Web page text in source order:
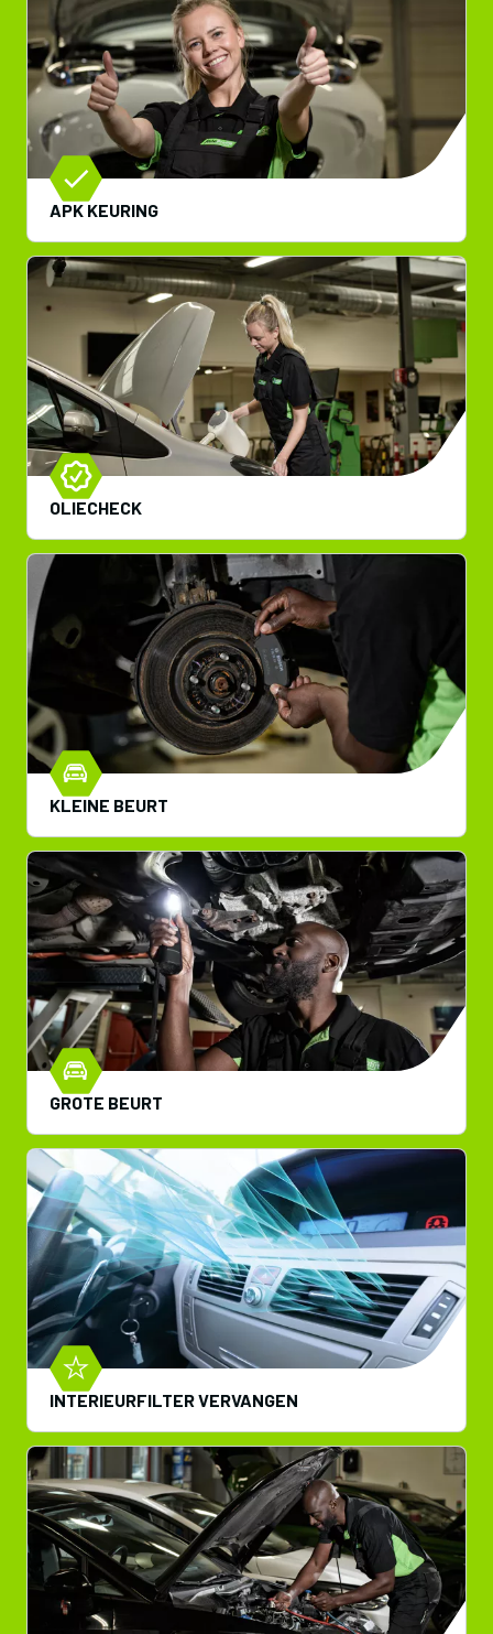
APK KEURING
OLIECHECK
KLEINE BEURT
GROTE BEURT
INTERIEURFILTER VERVANGEN